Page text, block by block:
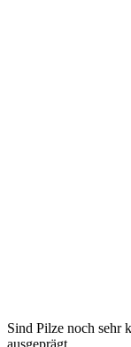
Sind Pilze noch sehr